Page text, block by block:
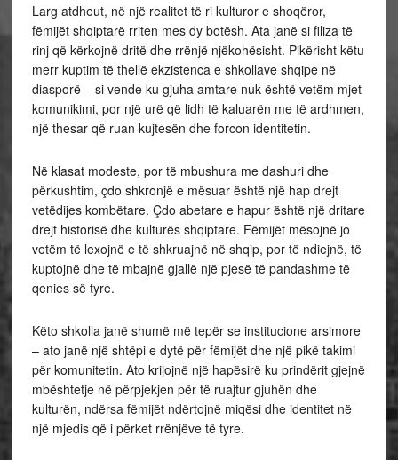
Larg atdheut, në një realitet të ri kulturor e shoqëror,
fëmijët shqiptarë rriten mes dy botësh. Ata janë si filiza të
rinj që kërkojnë dritë dhe rrënjë njëkohësisht. Pikërisht këtu
merr kuptim të thellë ekzistenca e shkollave shqipe në
diasporë – si vende ku gjuha amtare nuk është vetëm mjet
komunikimi, por një urë që lidh të kaluarën me të ardhmen,
një thesar që ruan kujtesën dhe forcon identitetin.
Në klasat modeste, por të mbushura me dashuri dhe
përkushtim, çdo shkronjë e mësuar është një hap drejt
vetëdijes kombëtare. Çdo abetare e hapur është një dritare
drejt historisë dhe kulturës shqiptare. Fëmijët mësojnë jo
vetëm të lexojnë e të shkruajnë në shqip, por të ndiejnë, të
kuptojnë dhe të mbajnë gjallë një pjesë të pandashme të
qenies së tyre.
Këto shkolla janë shumë më tepër se institucione arsimore
– ato janë një shtëpi e dytë për fëmijët dhe një pikë takimi
për komunitetin. Ato krijojnë një hapësirë ku prindërit gjejnë
mbështetje në përpjekjen për të ruajtur gjuhën dhe
kulturën, ndërsa fëmijët ndërtojnë miqësi dhe identitet në
një mjedis që i përket rrënjëve të tyre.